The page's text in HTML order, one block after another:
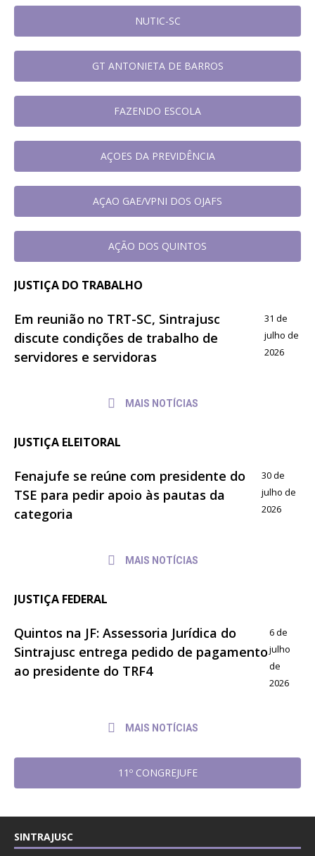
NUTIC-SC
GT ANTONIETA DE BARROS
FAZENDO ESCOLA
AÇOES DA PREVIDÊNCIA
AÇAO GAE/VPNI DOS OJAFS
AÇÃO DOS QUINTOS
JUSTIÇA DO TRABALHO
Em reunião no TRT-SC, Sintrajusc
discute condições de trabalho de
servidores e servidoras
31 de
julho de
2026
MAIS NOTÍCIAS
JUSTIÇA ELEITORAL
Fenajufe se reúne com presidente do
TSE para pedir apoio às pautas da
categoria
30 de
julho de
2026
MAIS NOTÍCIAS
JUSTIÇA FEDERAL
Quintos na JF: Assessoria Jurídica do
Sintrajusc entrega pedido de pagamento
ao presidente do TRF4
6 de
julho
de
2026
MAIS NOTÍCIAS
11º CONGREJUFE
SINTRAJUSC